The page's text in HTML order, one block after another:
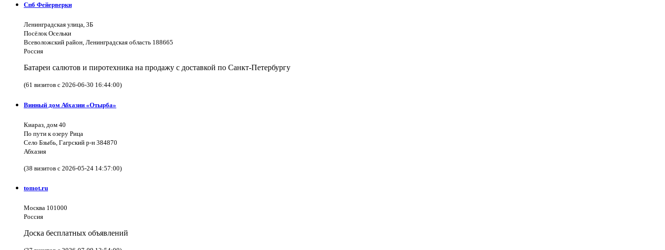
Спб Фейерверки
Ленинградская улица, 3Б
Посёлок Осельки
Всеволожский район, Ленинградская область 188665
Россия
Батареи салютов и пиротехника на продажу с доставкой по Санкт-Петербургу
(61 визитов с 2026-06-30 16:44:00)
Винный дом Абхазии «Отырба»
Киараз, дом 40
По пути к озеру Рица
Село Бзыбь, Гагрский р-н 384870
Абхазия
(38 визитов с 2026-05-24 14:57:00)
tomot.ru
Москва 101000
Россия
Доска бесплатных объявлений